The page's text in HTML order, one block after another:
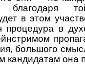
в этом
процедура в
большого
кандидатам она